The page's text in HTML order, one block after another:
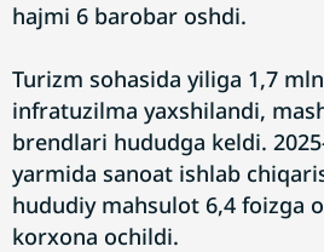
hajmi 6 barobar oshdi.
Turizm sohasida yiliga 1,7
infratuzilma yaxshilandi,
brendlari hududga keldi.
yarmida sanoat ishlab
hududiy mahsulot 6,4 foizga
korxona ochildi.